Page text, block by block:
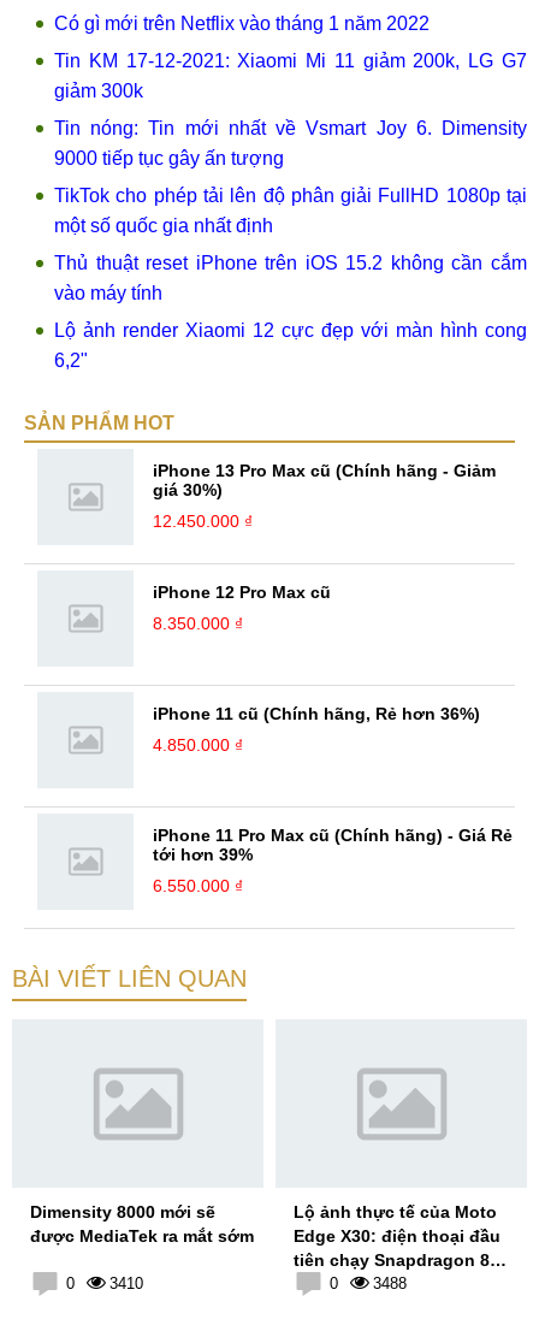
Có gì mới trên Netflix vào tháng 1 năm 2022
Tin KM 17-12-2021: Xiaomi Mi 11 giảm 200k, LG G7
giảm 300k
Tin nóng: Tin mới nhất về Vsmart Joy 6. Dimensity
9000 tiếp tục gây ấn tượng
TikTok cho phép tải lên độ phân giải FullHD 1080p tại
một số quốc gia nhất định
Thủ thuật reset iPhone trên iOS 15.2 không cần cắm
vào máy tính
Lộ ảnh render Xiaomi 12 cực đẹp với màn hình cong
6,2"
SẢN PHẨM HOT
iPhone 13 Pro Max cũ (Chính hãng - Giảm
giá 30%)
12.450.000 ₫
iPhone 12 Pro Max cũ
8.350.000 ₫
iPhone 11 cũ (Chính hãng, Rẻ hơn 36%)
4.850.000 ₫
iPhone 11 Pro Max cũ (Chính hãng) - Giá Rẻ
tới hơn 39%
6.550.000 ₫
BÀI VIẾT LIÊN QUAN
Dimensity 8000 mới sẽ
được MediaTek ra mắt sớm
0 3410
Lộ ảnh thực tế của Moto
Edge X30: điện thoại đầu
tiên chạy Snapdragon 8
Gen 1
0 3488